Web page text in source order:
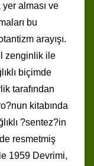
alması ve
bu
arayışı.
zenginlik ile
biçimde
tarafından
kitabında
?sentez?in
resmetmiş
1959 Devrimi,